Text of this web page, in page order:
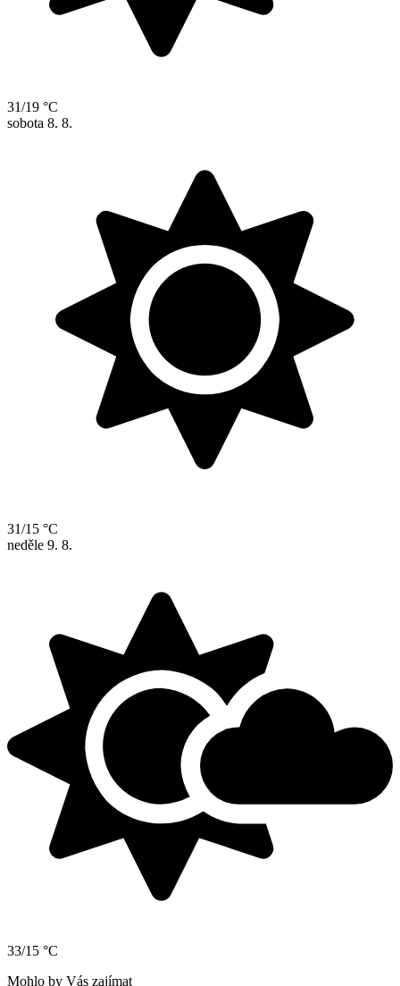
31/19 °C
sobota 8. 8.
31/15 °C
neděle 9. 8.
33/15 °C
Mohlo by Vás zajímat